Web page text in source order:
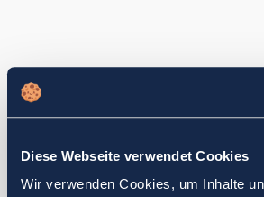
Diese Webseite verwendet Cookies
Wir verwenden Cookies, um Inhalte